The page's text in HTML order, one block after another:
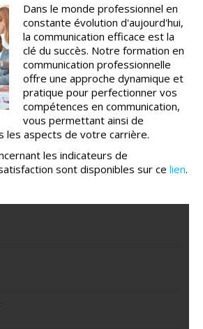
Dans le monde professionnel en
constante évolution d'aujourd'hui,
la communication efficace est la
clé du succès. Notre formation en
communication professionnelle
offre une approche dynamique et
pratique pour perfectionner vos
compétences en communication,
vous permettant ainsi de
les aspects de votre carrière.
les indicateurs de
sont disponibles sur ce lien.